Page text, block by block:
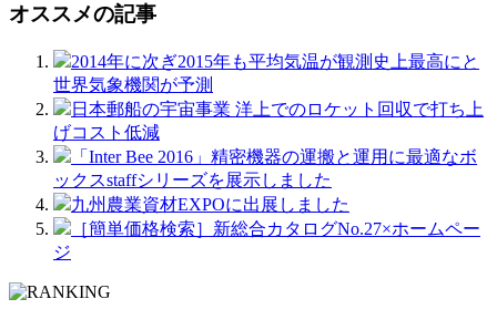
オススメの記事
2014年に次ぎ2015年も平均気温が観測史上最高にと
世界気象機関が予測
日本郵船の宇宙事業 洋上でのロケット回収で打ち上
げコスト低減
「Inter Bee 2016」精密機器の運搬と運用に最適なボ
ックスstaffシリーズを展示しました
九州農業資材EXPOに出展しました
［簡単価格検索］新総合カタログNo.27×ホームペー
ジ